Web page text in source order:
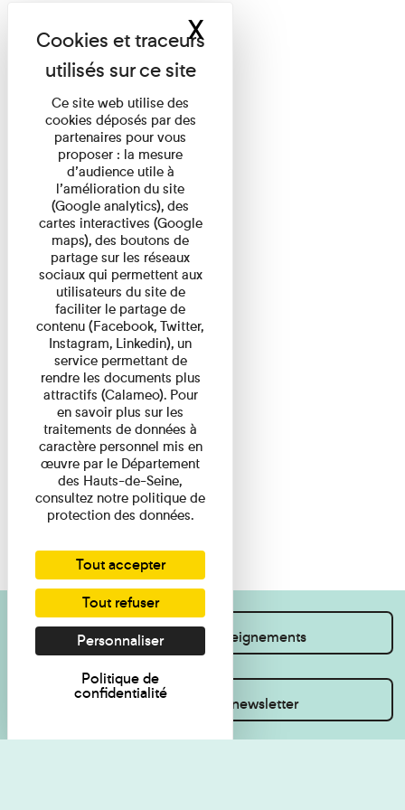
Je souhaite des renseignements
Inscrivez-vous à la newsletter
Ce site web utilise des
cookies déposés par des
partenaires pour vous
proposer : la mesure
d’audience utile à
l’amélioration du site
(Google analytics), des
cartes interactives (Google
maps), des boutons de
partage sur les réseaux
sociaux qui permettent aux
utilisateurs du site de
faciliter le partage de
contenu (Facebook, Twitter,
Instagram, Linkedin), un
service permettant de
rendre les documents plus
attractifs (Calameo). Pour
en savoir plus sur les
traitements de données à
caractère personnel mis en
œuvre par le Département
des Hauts-de-Seine,
consultez notre politique de
protection des données.
Tout accepter
Tout refuser
Personnaliser
Politique de
confidentialité
XMasquer le